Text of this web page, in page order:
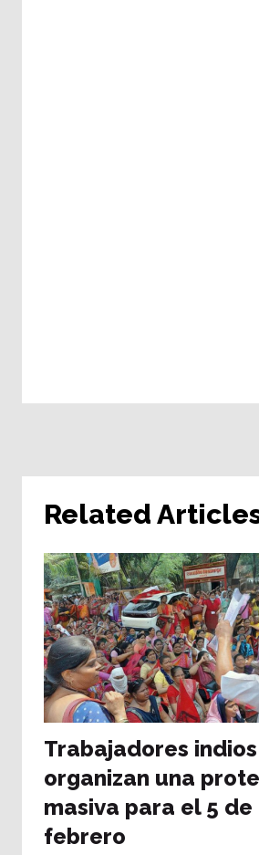
Related
Trabajadores indios
organizan una
masiva para el 5 de
febrero